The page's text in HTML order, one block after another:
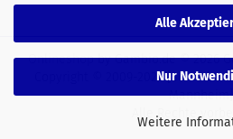
Alle
Nur
Weitere
Onlineshopby Gambio.de © 2026
Copyright © 2009-2024 [Schreiber
Alle Rechte